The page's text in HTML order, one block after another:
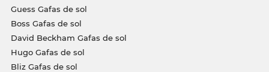
Guess Gafas de sol
Boss Gafas de sol
David Beckham Gafas de sol
Hugo Gafas de sol
Bliz Gafas de sol